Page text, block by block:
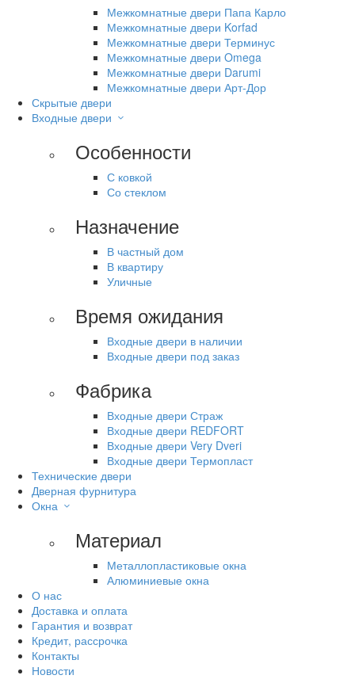
Межкомнатные двери Папа Карло
Межкомнатные двери Korfad
Межкомнатные двери Терминус
Межкомнатные двери Omega
Межкомнатные двери Darumi
Межкомнатные двери Арт-Дор
Скрытые двери
Входные двери
Особенности
С ковкой
Со стеклом
Назначение
В частный дом
В квартиру
Уличные
Время ожидания
Входные двери в наличии
Входные двери под заказ
Фабрика
Входные двери Страж
Входные двери REDFORT
Входные двери Very Dveri
Входные двери Термопласт
Технические двери
Дверная фурнитура
Окна
Материал
Металлопластиковые окна
Алюминиевые окна
О нас
Доставка и оплата
Гарантия и возврат
Кредит, рассрочка
Контакты
Новости